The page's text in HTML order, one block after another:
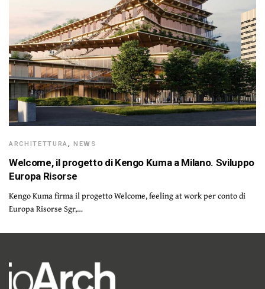
ARCHITETTURA,NEWS
Welcome, il progetto di Kengo Kuma a Milano. Sviluppo
Europa Risorse
Kengo Kuma firma il progetto Welcome, feeling at work per conto di
Europa Risorse Sgr,…